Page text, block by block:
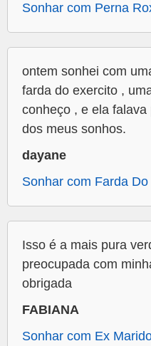
Sonhar com Perna
ontem sonhei com
farda do exercito ,
conheço , e ela
dos meus sonhos.
dayane
Sonhar com Farda
Isso é a mais pura
preocupada com
obrigada
FABIANA
Sonhar com Ex